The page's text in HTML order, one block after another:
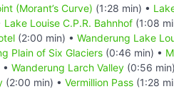
(Morant’s Curve) (1:28 min) •
Lake Louise C.P.R. Bahnhof (1:08
(2:00 min) • Wanderung Lake
Plain of Six Glaciers (0:46 min) •
Wanderung Larch Valley (0:56
(2:00 min) • Vermillion Pass (1:28